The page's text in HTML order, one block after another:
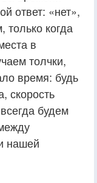
ответ: «нет»,
когда
в
толчки,
время: будь
скорость
будем
нашей